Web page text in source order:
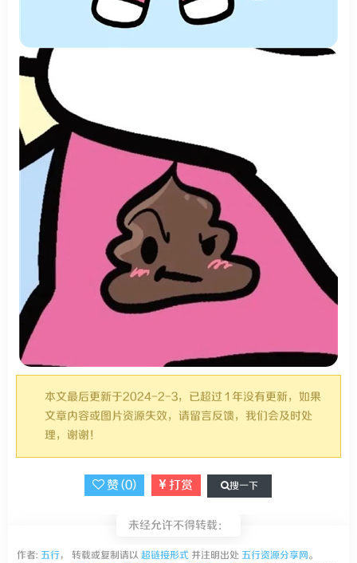
本文最后更新于2024-2-3，已超过 1 年没有更新，如果
文章内容或图片资源失效，请留言反馈，我们会及时处
理，谢谢！
赞 (0) 打赏 搜一下
未经允许不得转载：
作者: 五行， 转载或复制请以 超链接形式 并注明出处 五行资源分享网。